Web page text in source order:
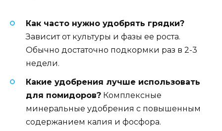
Как часто нужно удобрять грядки?
Зависит от культуры и фазы ее роста.
Обычно достаточно подкормки раз в 2-3
недели.
Какие удобрения лучше использовать
для помидоров? Комплексные
минеральные удобрения с повышенным
содержанием калия и фосфора.